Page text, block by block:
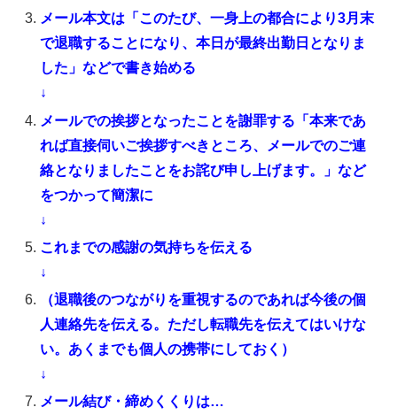
メール本文は「このたび、一身上の都合により3月末
で退職することになり、本日が最終出勤日となりま
した」などで書き始める
↓
メールでの挨拶となったことを謝罪する「本来であ
れば直接伺いご挨拶すべきところ、メールでのご連
絡となりましたことをお詫び申し上げます。」など
をつかって簡潔に
↓
これまでの感謝の気持ちを伝える
↓
（退職後のつながりを重視するのであれば今後の個
人連絡先を伝える。ただし転職先を伝えてはいけな
い。あくまでも個人の携帯にしておく）
↓
メール結び・締めくくりは…